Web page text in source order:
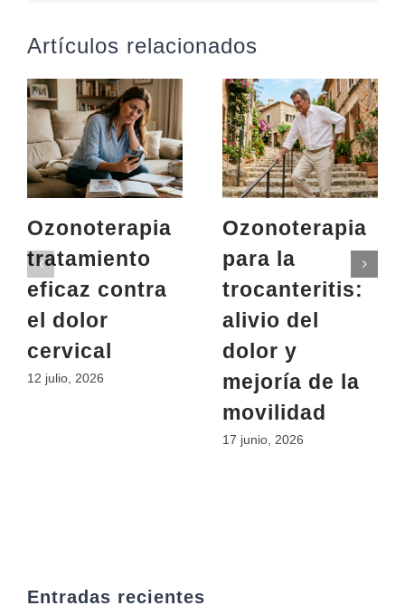
Artículos relacionados
Ozonoterapia
tratamiento
eficaz contra
el dolor
cervical
12 julio, 2026
Ozonoterapia
para la
trocanteritis:
alivio del
dolor y
mejoría de la
movilidad
17 junio, 2026
Entradas recientes